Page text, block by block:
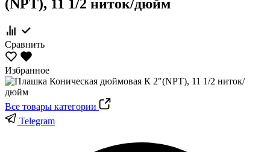
(NPT), 11 1/2 ниток/дюйм
Сравнить
Избранное
Все товары категории
Telegram